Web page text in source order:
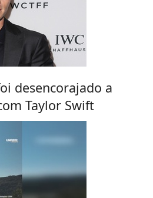
desencorajado a
Taylor Swift